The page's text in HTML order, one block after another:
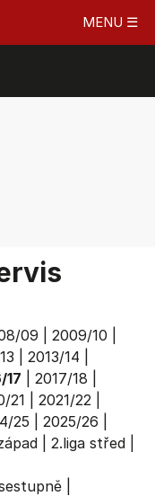
MENU ☰
09 2009/10
2013/14
17 2017/18
21 2021/22
25 2025/26
2.liga střed